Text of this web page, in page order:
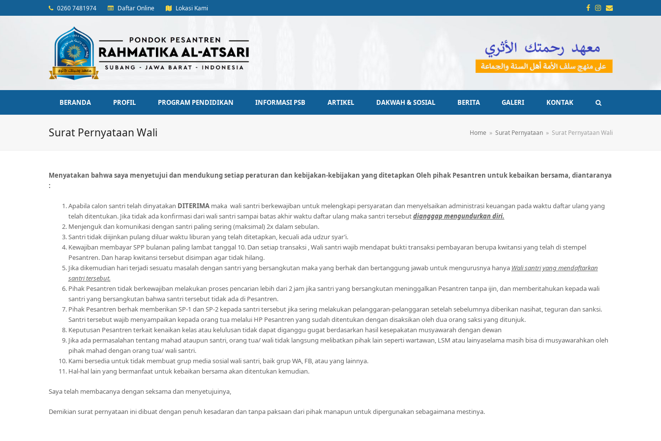
0260 7481974 Daftar Online Lokasi Kami Facebook
Instagram
Email
BERANDA PROFIL PROGRAM PENDIDIKAN INFORMASI PSB ARTIKEL DAKWAH & SOSIAL BERITA GALERI KONTAK
Surat Pernyataan Wali Home » Surat Pernyataan » Surat Pernyataan Wali
Menyatakan bahwa saya menyetujui dan mendukung setiap peraturan dan kebijakan-kebijakan yang ditetapkan Oleh pihak Pesantren untuk kebaikan bersama, diantaranya
:
Apabila calon santri telah dinyatakan DITERIMAmaka wali santri berkewajiban untuk melengkapi persyaratan dan menyelsaikan administrasi keuangan pada waktu daftar ulang yang
telah ditentukan. Jika tidak ada konfirmasi dari wali santri sampai batas akhir waktu daftar ulang maka santri tersebutdianggap mengundurkan diri.
Menjenguk dan komunikasi dengan santri paling sering (maksimal) 2x dalam sebulan.
Santri tidak diijinkan pulang diluar waktu liburan yang telah ditetapkan, kecuali ada udzur syar’i.
Kewajiban membayar SPP bulanan paling lambat tanggal 10. Dan setiap transaksi , Wali santri wajib mendapat bukti transaksi pembayaran berupa kwitansi yang telah di stempel
Pesantren. Dan harap kwitansi tersebut disimpan agar tidak hilang.
Jika dikemudian hari terjadi sesuatu masalah dengan santri yang bersangkutan maka yang berhak dan bertanggung jawab untuk mengurusnya hanya Wali santri yang mendaftarkan
santri tersebut.
Pihak Pesantren tidak berkewajiban melakukan proses pencarian lebih dari 2 jam jika santri yang bersangkutan meninggalkan Pesantren tanpa ijin, dan memberitahukan kepada wali
santri yang bersangkutan bahwa santri tersebut tidak ada di Pesantren.
Pihak Pesantren berhak memberikan SP-1 dan SP-2 kepada santri tersebut jika sering melakukan pelanggaran-pelanggaran setelah sebelumnya diberikan nasihat, teguran dan sanksi.
Santri tersebut wajib menyampaikan kepada orang tua melalui HP Pesantren yang sudah ditentukan dengan disaksikan oleh dua orang saksi yang ditunjuk.
Keputusan Pesantren terkait kenaikan kelas atau kelulusan tidak dapat diganggu gugat berdasarkan hasil kesepakatan musyawarah dengan dewan
Jika ada permasalahan tentang mahad ataupun santri, orang tua/ wali tidak langsung melibatkan pihak lain seperti wartawan, LSM atau lainyaselama masih bisa di musyawarahkan oleh
pihak mahad dengan orang tua/ wali santri.
Kami bersedia untuk tidak membuat grup media sosial wali santri, baik grup WA, FB, atau yang lainnya.
Hal-hal lain yang bermanfaat untuk kebaikan bersama akan ditentukan kemudian.
Saya telah membacanya dengan seksama dan menyetujuinya,
Demikian surat pernyataan ini dibuat dengan penuh kesadaran dan tanpa paksaan dari pihak manapun untuk dipergunakan sebagaimana mestinya.